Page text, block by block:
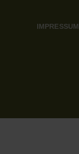
IMPRESSUM